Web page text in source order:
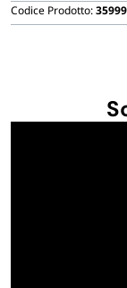
Milleusi
Codice Prodotto:35999